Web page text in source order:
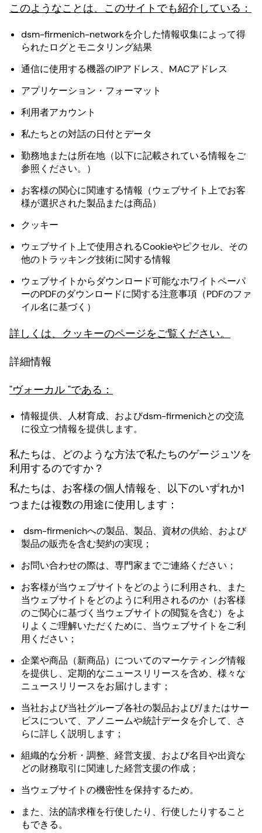
このようなことは、このサイトでも紹介している：
dsm-firmenich-networkを介した情報収集によって得
られたログとモニタリング結果
通信に使用する機器のIPアドレス、MACアドレス
アプリケーション・フォーマット
利用者アカウント
私たちとの対話の日付とデータ
勤務地または所在地（以下に記載されている情報をご
参照ください。）
お客様の関心に関連する情報（ウェブサイト上でお客
様が選択された製品または商品）
クッキー
ウェブサイト上で使用されるCookieやピクセル、その
他のトラッキング技術に関する情報
ウェブサイトからダウンロード可能なホワイトペーパ
ーのPDFのダウンロードに関する注意事項（PDFのファ
イル名に基づく）
詳しくは、クッキーのページをご覧ください。
詳細情報
"ヴォーカル "である：
情報提供、人材育成、およびdsm-firmenichとの交流
に役立つ情報を提供します。
私たちは、どのような方法で私たちのゲージュツを
利用するのですか？
私たちは、お客様の個人情報を、以下のいずれか1
つまたは複数の用途に使用します：
dsm-firmenichへの製品、製品、資材の供給、および
製品の販売を含む契約の実現；
お問い合わせの際は、専門家までご連絡ください；
お客様が当ウェブサイトをどのように利用され、また
当ウェブサイトをどのように利用されるのか（お客様
のご関心に基づく当ウェブサイトの閲覧を含む）をよ
りよくご理解いただくために、当ウェブサイトをご利
用ください；
企業や商品（新商品）についてのマーケティング情報
を提供し、定期的なニュースリリースを含め、様々な
ニュースリリースをお届けします；
当社および当社グループ各社の製品および/またはサー
ビスについて、アノニームや統計データを介して、さ
らに詳しく説明します；
組織的な分析・調整、経営支援、および名目や出資な
どの財務取引に関連した経営支援の作成；
当ウェブサイトの機密性を保持するため。
また、法的請求権を行使したり、行使したりすること
もできる。